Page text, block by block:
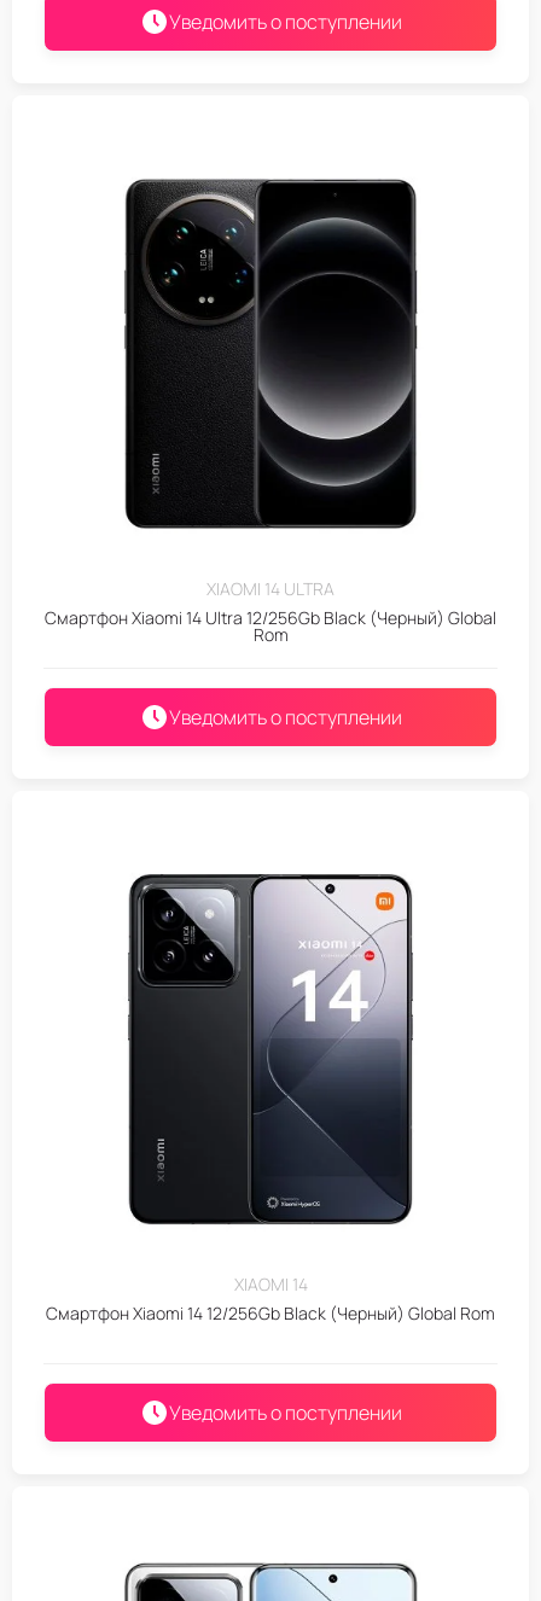
Уведомить о поступлении
XIAOMI 14 ULTRA
Смартфон Xiaomi 14 Ultra 12/256Gb Black (Черный) Global
Rom
Уведомить о поступлении
XIAOMI 14
Смартфон Xiaomi 14 12/256Gb Black (Черный) Global Rom
Уведомить о поступлении